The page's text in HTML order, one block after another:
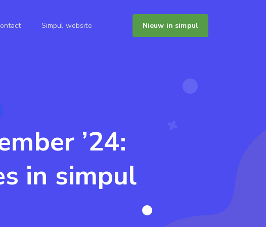
Simpul website Nieuw in simpul
’24:
in simpul